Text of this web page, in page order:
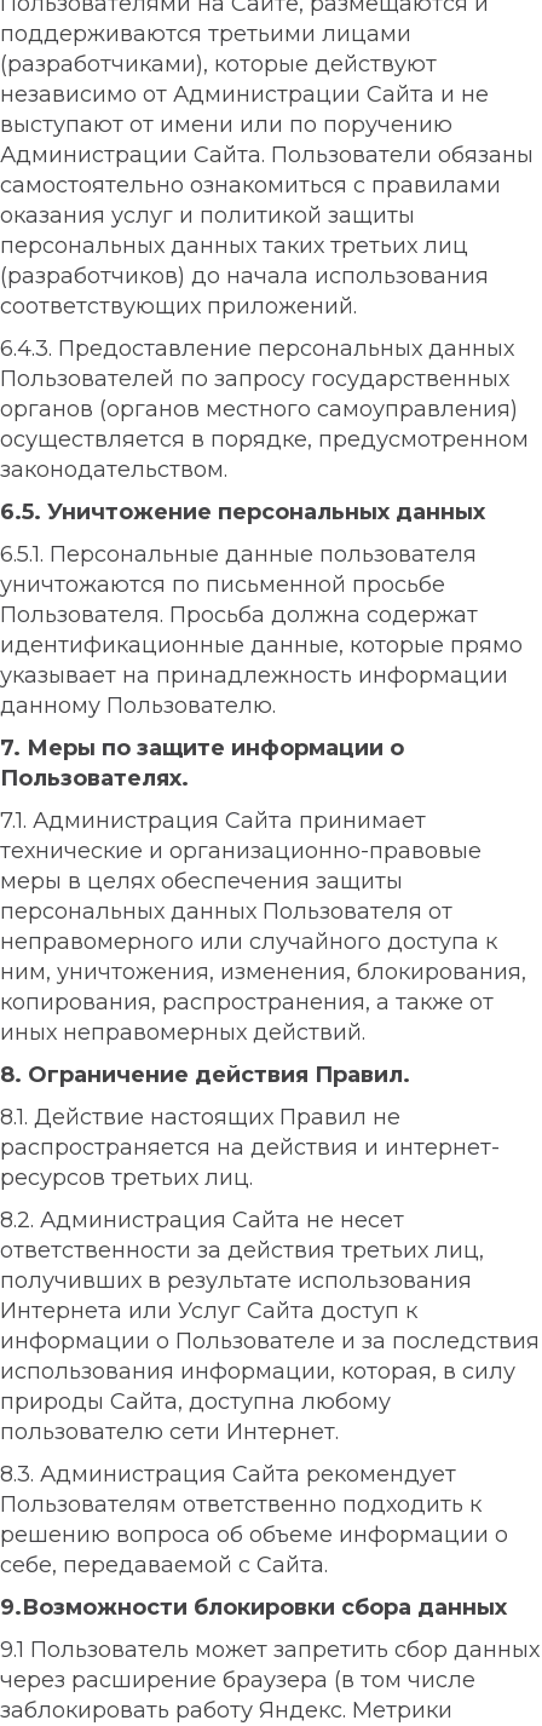
поддерживаются третьими лицами
(разработчиками), которые действуют
независимо от Администрации Сайта и не
выступают от имени или по поручению
Администрации Сайта. Пользователи обязаны
самостоятельно ознакомиться с правилами
оказания услуг и политикой защиты
персональных данных таких третьих лиц
(разработчиков) до начала использования
соответствующих приложений.
6.4.3. Предоставление персональных данных
Пользователей по запросу государственных
органов (органов местного самоуправления)
осуществляется в порядке, предусмотренном
законодательством.
6.5. Уничтожение персональных данных
6.5.1. Персональные данные пользователя
уничтожаются по письменной просьбе
Пользователя. Просьба должна содержат
идентификационные данные, которые прямо
указывает на принадлежность информации
данному Пользователю.
7. Меры по защите информации о
Пользователях.
7.1. Администрация Сайта принимает
технические и организационно-правовые
меры в целях обеспечения защиты
персональных данных Пользователя от
неправомерного или случайного доступа к
ним, уничтожения, изменения, блокирования,
копирования, распространения, а также от
иных неправомерных действий.
8. Ограничение действия Правил.
8.1. Действие настоящих Правил не
распространяется на действия и интернет-
ресурсов третьих лиц.
8.2. Администрация Сайта не несет
ответственности за действия третьих лиц,
получивших в результате использования
Интернета или Услуг Сайта доступ к
информации о Пользователе и за последствия
использования информации, которая, в силу
природы Сайта, доступна любому
пользователю сети Интернет.
8.3. Администрация Сайта рекомендует
Пользователям ответственно подходить к
решению вопроса об объеме информации о
себе, передаваемой с Сайта.
9.Возможности блокировки сбора данных
9.1 Пользователь может запретить сбор данных
через расширение браузера (в том числе
заблокировать работу Яндекс. Метрики